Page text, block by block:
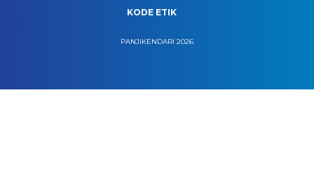
KODE ETIK
PANJIKENDARI 2026